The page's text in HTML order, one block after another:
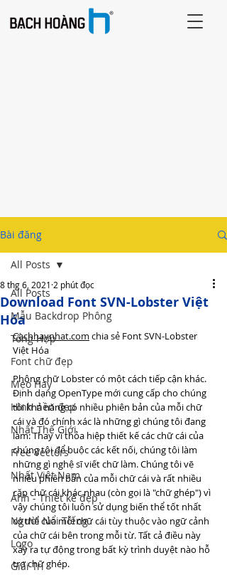
Bài đăng
All Posts
Mẫu Backdrop Phông
Tổng Hợp
Font chữ đẹp
Mẹo Hay
Hình nền đẹp
Nhất Thế Giới
Free Vectors
Nhất Việt Nam
Ảnh - Thiết kế đẹp
Người Nổi Tiếng
Logo
Giải Trí
All Posts
Download Font SVN-Lobster Việt
Hóa
8 thg 6, 2021 2 phút đọc
Cachhaynhat.com chia sẻ Font SVN-Lobster
Việt Hóa
Phông chữ Lobster có một cách tiếp cận khác.
Định dạng OpenType mới cung cấp cho chúng
tôi khả năng có nhiều phiên bản của mỗi chữ
cái và đó chính xác là những gì chúng tôi đang
làm: Thay vì thỏa hiệp thiết kế các chữ cái của
chúng tôi để buộc các kết nối, chúng tôi làm
những gì nghệ sĩ viết chữ làm. Chúng tôi vẽ
nhiều phiên bản của mỗi chữ cái và rất nhiều
cặp chữ cái khác nhau (còn gọi là "chữ ghép") vì
vậy chúng tôi luôn sử dụng biến thể tốt nhất
có thể của mỗi chữ cái tùy thuộc vào ngữ cảnh
của chữ cái bên trong mỗi từ. Tất cả điều này
xảy ra tự động trong bất kỳ trình duyệt nào hỗ
trợ chữ ghép.